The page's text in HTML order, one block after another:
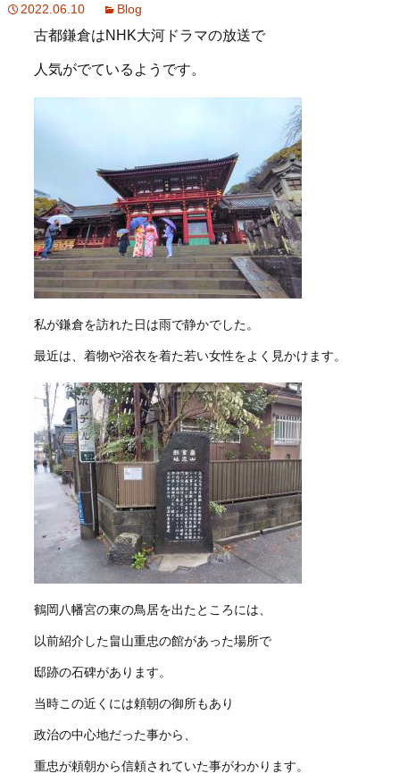
2022.06.10 Blog
古都鎌倉はNHK大河ドラマの放送で
人気がでているようです。
私が鎌倉を訪れた日は雨で静かでした。
最近は、着物や浴衣を着た若い女性をよく見かけます。
鶴岡八幡宮の東の鳥居を出たところには、
以前紹介した畠山重忠の館があった場所で
邸跡の石碑があります。
当時この近くには頼朝の御所もあり
政治の中心地だった事から、
重忠が頼朝から信頼されていた事がわかります。